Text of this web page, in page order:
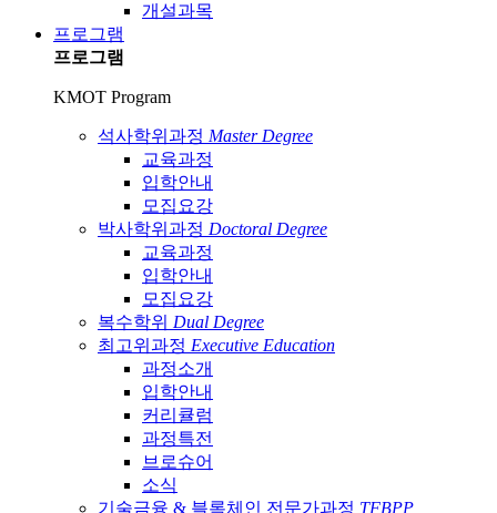
개설과목
프로그램
프로그램
KMOT Program
석사학위과정 Master Degree
교육과정
입학안내
모집요강
박사학위과정 Doctoral Degree
교육과정
입학안내
모집요강
복수학위 Dual Degree
최고위과정 Executive Education
과정소개
입학안내
커리큘럼
과정특전
브로슈어
소식
기술금융 & 블록체인 전문가과정 TFBPP